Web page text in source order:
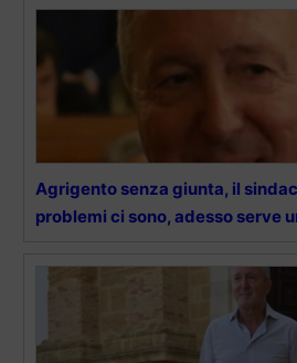
Agrigento senza giunta, il
problemi ci sono, adesso serve